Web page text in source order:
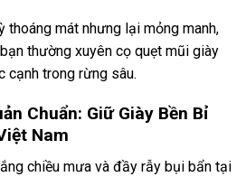
mát nhưng lại mỏng manh,
thường xuyên cọ quẹt mũi giày
cạnh trong rừng sâu.
Chuẩn: Giữ Giày Bền Bỉ
Nam
chiều mưa và đầy rẫy bụi bẩn tại